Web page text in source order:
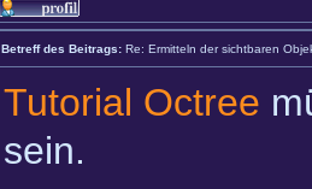
Betreff des Beitrags: Re: Ermitteln der sichtbaren
Tutorial Octree
sein.